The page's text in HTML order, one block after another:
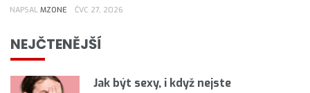
NAPSAL MZONE ČVC 27, 2026
NEJČTENĚJŠÍ
Jak být sexy, i když nejste